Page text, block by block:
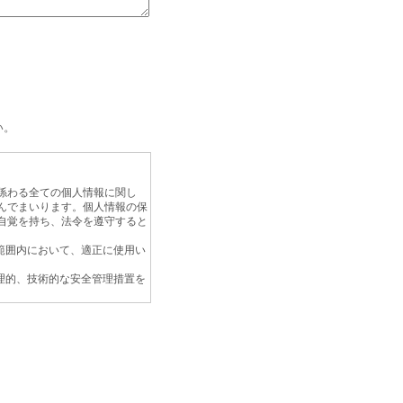
わる全ての個人情報に関し
でまいります。個人情報の保
を持ち、法令を遵守すると
内において、適正に使用い
、技術的な安全管理措置を